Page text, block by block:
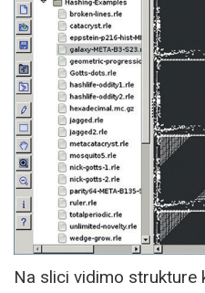
Na slici vidimo strukture